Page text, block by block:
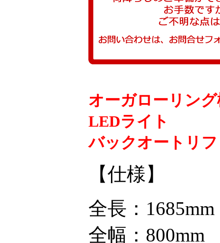
オーガローリン
LEDライト
バックオートリ
【仕様】
全長：1685mm
全幅：800mm